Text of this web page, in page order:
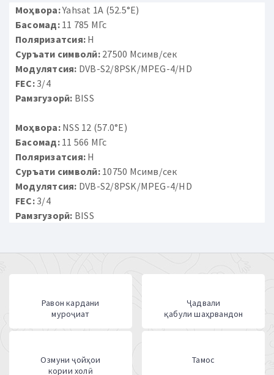
Моҳвора:Yahsat 1A (52.5°E)
Басомад:11 785 МГс
Поляризатсия: H
Суръати символӣ:27500 Мсимв/сек
Модулятсия: DVB-S2/8PSK/MPEG-4/HD
FEC:3/4
Рамзгузорӣ: BISS
Моҳвора:NSS 12 (57.0°E)
Басомад:11 566 МГс
Поляризатсия: H
Суръати символӣ:10750 Мсимв/сек
Модулятсия: DVB-S2/8PSK/MPEG-4/HD
FEC:3/4
Рамзгузорӣ: BISS
Равон кардани
муроҷиат
Ҷадвали
қабули шаҳрвандон
Озмуни ҷойҳои
кории холӣ
Тамос